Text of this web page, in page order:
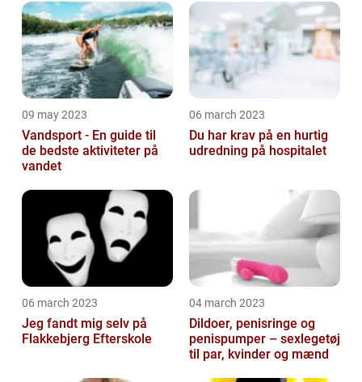
selv'ere
09 may 2023
Vandsport - En guide til
de bedste aktiviteter på
vandet
06 march 2023
Du har krav på en hurtig
udredning på hospitalet
06 march 2023
Jeg fandt mig selv på
Flakkebjerg Efterskole
04 march 2023
Dildoer, penisringe og
penispumper – sexlegetøj
til par, kvinder og mænd